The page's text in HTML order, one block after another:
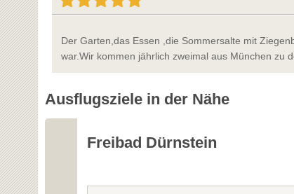
Der Garten,das Essen ,die Sommersalte mit
war.Wir kommen jährlich zweimal aus München zu
Ausflugsziele in der Nähe
Freibad Dürnstein